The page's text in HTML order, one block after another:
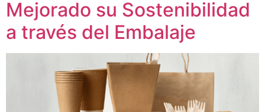
Mejorado su Sostenibilidad
a través del Embalaje